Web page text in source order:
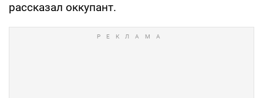
рассказал оккупант.